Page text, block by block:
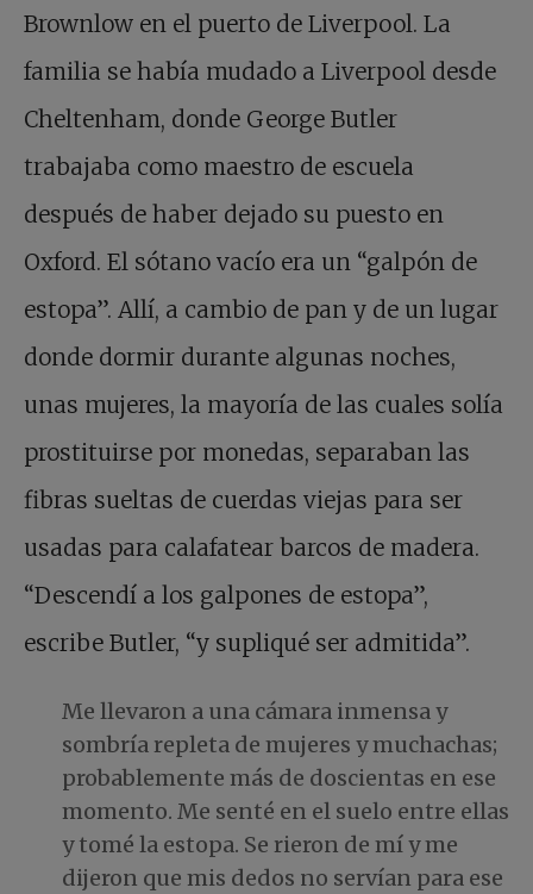
Brownlow en el puerto de Liverpool. La
familia se había mudado a Liverpool desde
Cheltenham, donde George Butler
trabajaba como maestro de escuela
después de haber dejado su puesto en
Oxford. El sótano vacío era un “galpón de
estopa”. Allí, a cambio de pan y de un lugar
donde dormir durante algunas noches,
unas mujeres, la mayoría de las cuales solía
prostituirse por monedas, separaban las
fibras sueltas de cuerdas viejas para ser
usadas para calafatear barcos de madera.
“Descendí a los galpones de estopa”,
escribe Butler, “y supliqué ser admitida”.
Me llevaron a una cámara inmensa y
sombría repleta de mujeres y muchachas;
probablemente más de doscientas en ese
momento. Me senté en el suelo entre ellas
y tomé la estopa. Se rieron de mí y me
dijeron que mis dedos no servían para ese